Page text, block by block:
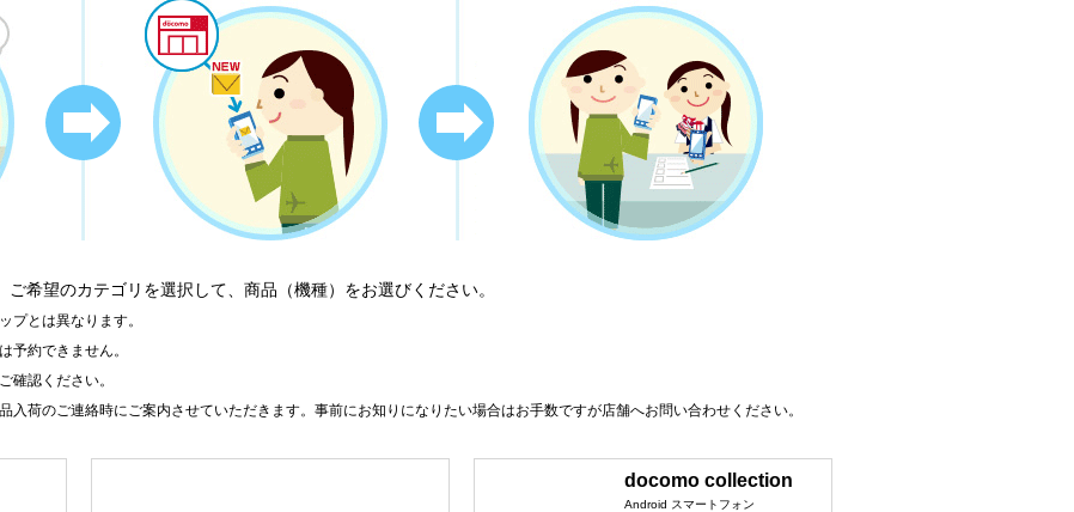
希望のカテゴリを選択して、商品（機種）をお選びください。
プとは異なります。
予約できません。
確認ください。
入荷のご連絡時にご案内させていただきます。事前にお知りになりたい場合はお手数ですが店舗へお問い合わせください。
docomo collection
Android スマートフォン